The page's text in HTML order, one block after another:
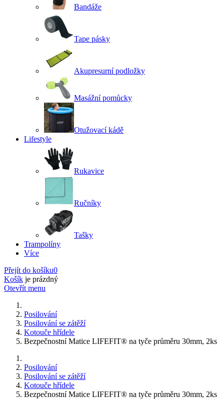
Bandáže
Tape pásky
Akupresurní podložky
Masážní pomůcky
Otužovací kádě
Lifestyle
Rukavice
Ručníky
Tašky
Trampolíny
Více
Přejít do košíku0
Košík je prázdný
Otevřít menu
Posilování
Posilování se zátěží
Kotouče hřídele
Bezpečnostní Matice LIFEFIT® na tyče průměru 30mm, 2ks
Posilování
Posilování se zátěží
Kotouče hřídele
Bezpečnostní Matice LIFEFIT® na tyče průměru 30mm, 2ks